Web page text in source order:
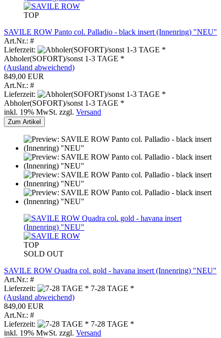
TOP
SAVILE ROW Panto col. Palladio - black insert (Innenring) "NEU"
Art.Nr.: #
Lieferzeit:
Abholer(SOFORT)/sonst 1-3 TAGE *
(Ausland abweichend)
849,00 EUR
Art.Nr.: #
Lieferzeit:
Abholer(SOFORT)/sonst 1-3 TAGE *
inkl. 19% MwSt. zzgl. Versand
Zum Artikel
TOP
SOLD OUT
SAVILE ROW Quadra col. gold - havana insert (Innenring) "NEU"
Art.Nr.: #
Lieferzeit:
7-28 TAGE *
(Ausland abweichend)
849,00 EUR
Art.Nr.: #
Lieferzeit:
7-28 TAGE *
inkl. 19% MwSt. zzgl. Versand